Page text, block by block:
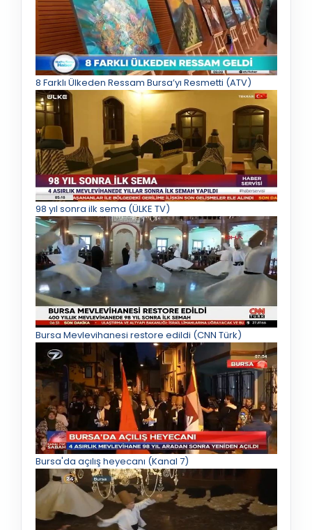
8 Farklı Ülkeden Ressam Bursa’yı Resmetti (ATV)
98 yıl sonra ilk sema (ÜLKE TV)
Bursa Mevlevihanesi restore edildi (CNN Türk)
Bursa'da açılış heyecanı (Kanal 7)